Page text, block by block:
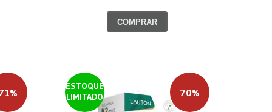
COMPRAR
ESTOQUE
LIMITADO
70%